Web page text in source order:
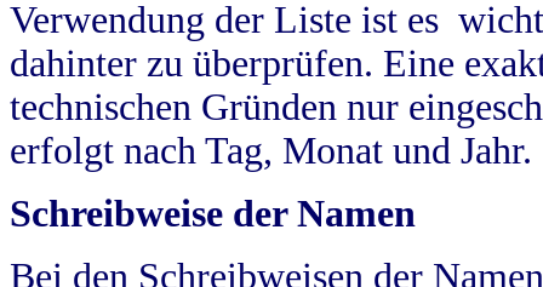
Verwendung der Liste ist es
dahinter zu überprüfen. Eine
technischen Gründen nur
erfolgt nach Tag, Monat und Jahr.
Schreibweise der Namen
Bei den Schreibweisen der